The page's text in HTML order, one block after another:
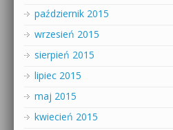
październik 2015
wrzesień 2015
sierpień 2015
lipiec 2015
maj 2015
kwiecień 2015